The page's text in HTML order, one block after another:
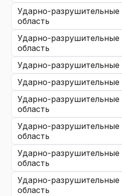
ударно-разрушительные
область
ударно-разрушительные
область
ударно-разрушительные
ударно-разрушительные
ударно-разрушительные
область
ударно-разрушительные
область
ударно-разрушительные
область
ударно-разрушительные
область